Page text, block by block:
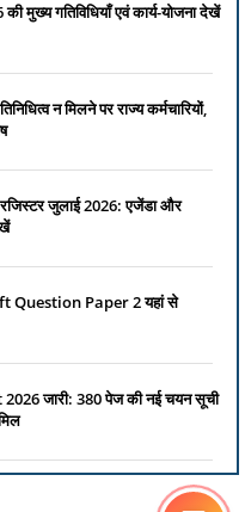
मुख्य गतिविधियाँ एवं कार्य-योजना देखें
न मिलने पर राज्य कर्मचारियों,
रजिस्टर जुलाई 2026: एजेंडा और
Question Paper 2 यहां से
2026 जारी: 380 पेज की नई चयन सूची